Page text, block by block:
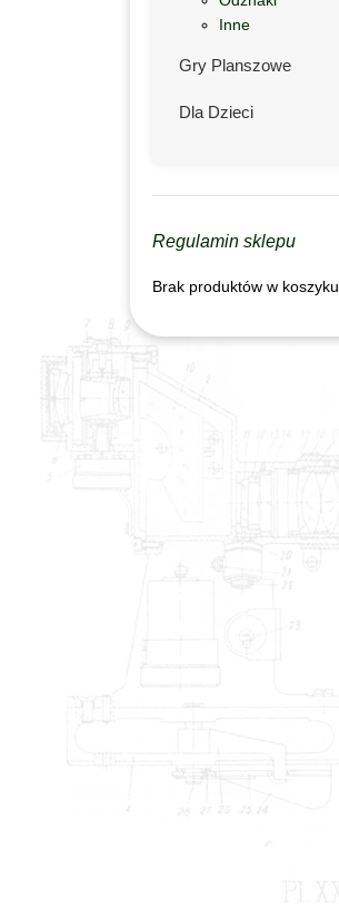
Inne
Gry Planszowe
Dla Dzieci
Regulamin sklepu
Brak produktów w koszyku.